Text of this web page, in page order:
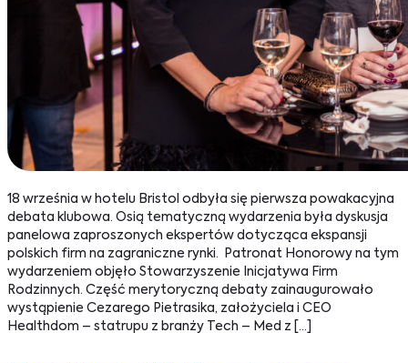
18 września w hotelu Bristol odbyła się pierwsza powakacyjna
debata klubowa. Osią tematyczną wydarzenia była dyskusja
panelowa zaproszonych ekspertów dotycząca ekspansji
polskich firm na zagraniczne rynki. Patronat Honorowy na tym
wydarzeniem objęło Stowarzyszenie Inicjatywa Firm
Rodzinnych. Część merytoryczną debaty zainaugurowało
wystąpienie Cezarego Pietrasika, założyciela i CEO
Healthdom – statrupu z branży Tech – Med z […]